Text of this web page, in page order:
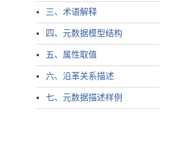
三、术语解释
四、元数据模型结构
五、属性取值
六、沿革关系描述
七、元数据描述样例